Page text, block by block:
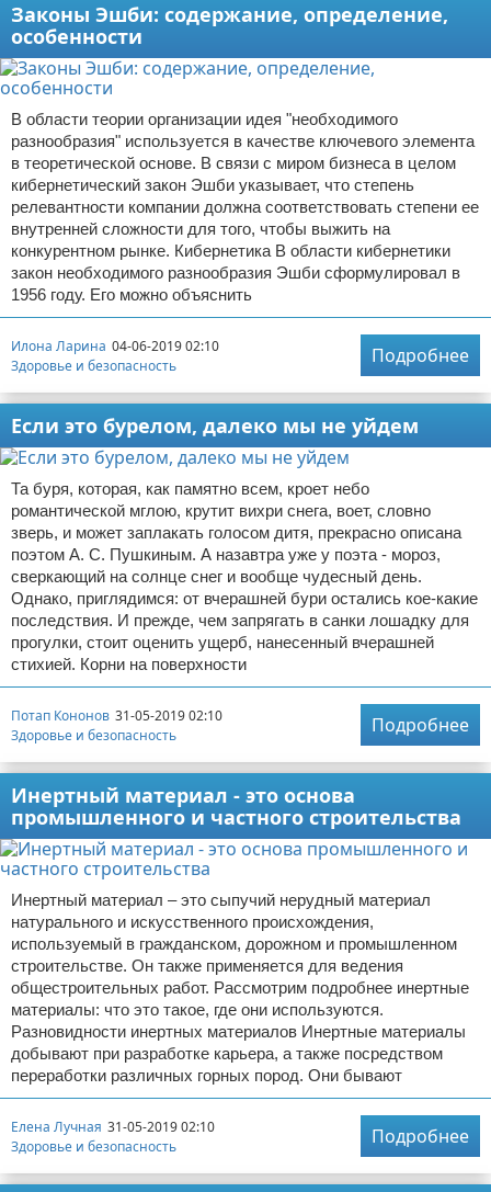
Законы Эшби: содержание, определение,
особенности
В области теории организации идея "необходимого
разнообразия" используется в качестве ключевого элемента
в теоретической основе. В связи с миром бизнеса в целом
кибернетический закон Эшби указывает, что степень
релевантности компании должна соответствовать степени ее
внутренней сложности для того, чтобы выжить на
конкурентном рынке. Кибернетика В области кибернетики
закон необходимого разнообразия Эшби сформулировал в
1956 году. Его можно объяснить
Илона Ларина 04-06-2019 02:10
Здоровье и безопасность
Подробнее
Если это бурелом, далеко мы не уйдем
Та буря, которая, как памятно всем, кроет небо
романтической мглою, крутит вихри снега, воет, словно
зверь, и может заплакать голосом дитя, прекрасно описана
поэтом А. С. Пушкиным. А назавтра уже у поэта - мороз,
сверкающий на солнце снег и вообще чудесный день.
Однако, приглядимся: от вчерашней бури остались кое-какие
последствия. И прежде, чем запрягать в санки лошадку для
прогулки, стоит оценить ущерб, нанесенный вчерашней
стихией. Корни на поверхности
Потап Кононов 31-05-2019 02:10
Здоровье и безопасность
Подробнее
Инертный материал - это основа
промышленного и частного строительства
Инертный материал – это сыпучий нерудный материал
натурального и искусственного происхождения,
используемый в гражданском, дорожном и промышленном
строительстве. Он также применяется для ведения
общестроительных работ. Рассмотрим подробнее инертные
материалы: что это такое, где они используются.
Разновидности инертных материалов Инертные материалы
добывают при разработке карьера, а также посредством
переработки различных горных пород. Они бывают
Елена Лучная 31-05-2019 02:10
Здоровье и безопасность
Подробнее